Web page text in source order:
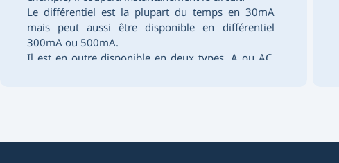
Le différentiel est la plupart du temps en 30mA
mais peut aussi être disponible en différentiel
300mA ou 500mA.
Il est en outre disponible en deux types, A ou AC.